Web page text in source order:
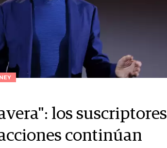
los suscriptores
continúan